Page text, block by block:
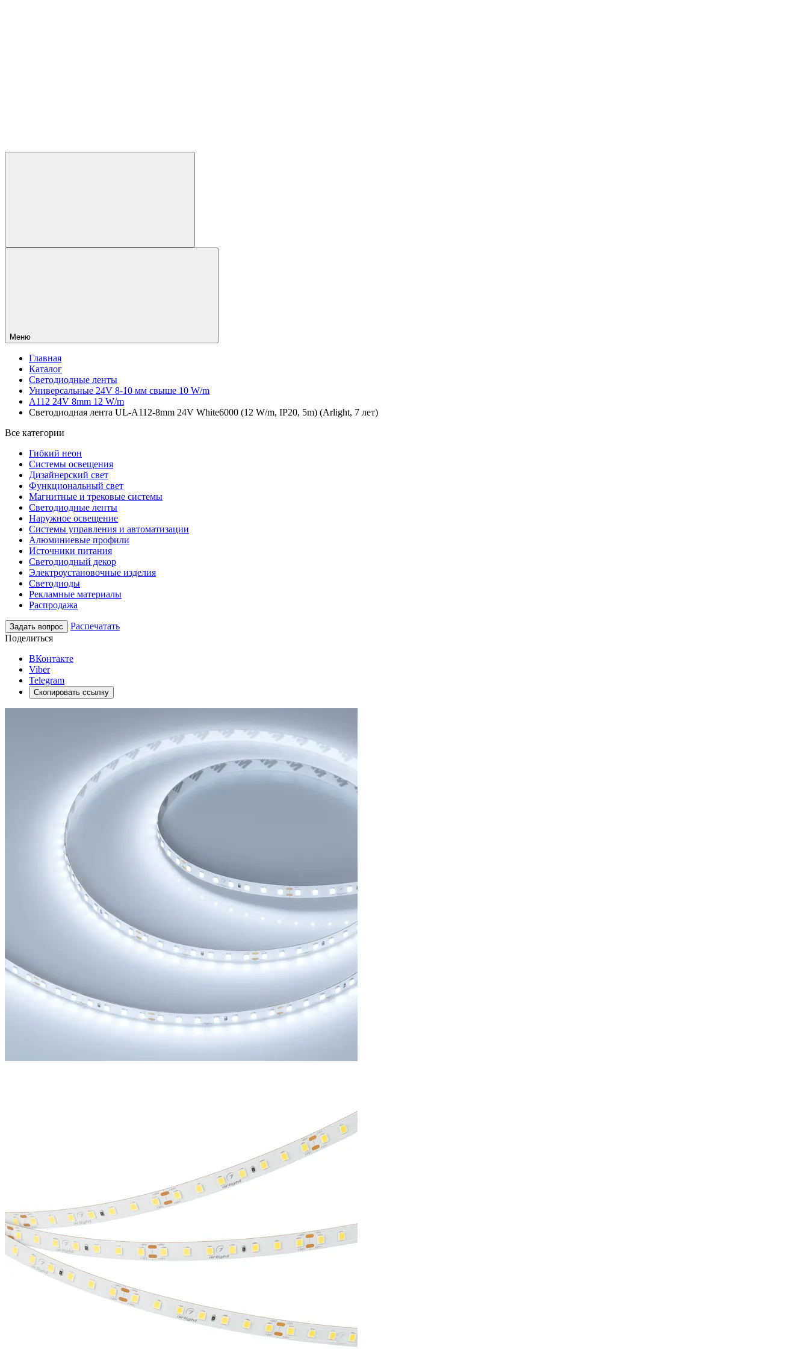
Меню
Главная
Каталог
Светодиодные ленты
Универсальные 24V 8-10 мм свыше 10 W/m
A112 24V 8mm 12 W/m
Светодиодная лента UL-A112-8mm 24V White6000 (12 W/m, IP20, 5m) (Arlight, 7 лет)
Все категории
Гибкий неон
Системы освещения
Дизайнерский свет
Функциональный свет
Магнитные и трековые системы
Светодиодные ленты
Наружное освещение
Системы управления и автоматизации
Алюминиевые профили
Источники питания
Светодиодный декор
Электроустановочные изделия
Светодиоды
Рекламные материалы
Распродажа
Задать вопрос
Распечатать
Поделиться
ВКонтакте
Viber
Telegram
Скопировать ссылку